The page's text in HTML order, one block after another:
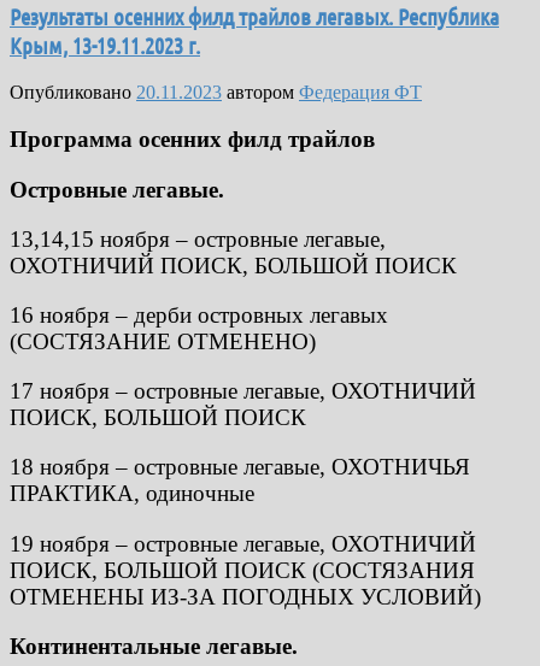
Результаты осенних филд трайлов легавых. Республика
Крым, 13-19.11.2023 г.
Опубликовано 20.11.2023 автором Федерация ФТ
Программа осенних филд трайлов
Островные легавые.
13,14,15 ноября – островные легавые,
ОХОТНИЧИЙ ПОИСК, БОЛЬШОЙ ПОИСК
16 ноября – дерби островных легавых
(СОСТЯЗАНИЕ ОТМЕНЕНО)
17 ноября – островные легавые, ОХОТНИЧИЙ
ПОИСК, БОЛЬШОЙ ПОИСК
18 ноября – островные легавые, ОХОТНИЧЬЯ
ПРАКТИКА, одиночные
19 ноября – островные легавые, ОХОТНИЧИЙ
ПОИСК, БОЛЬШОЙ ПОИСК (СОСТЯЗАНИЯ
ОТМЕНЕНЫ ИЗ-ЗА ПОГОДНЫХ УСЛОВИЙ)
Континентальные легавые.